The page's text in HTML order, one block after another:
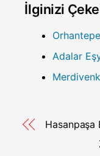
İlginizi
Adalar
Hasanpaşa